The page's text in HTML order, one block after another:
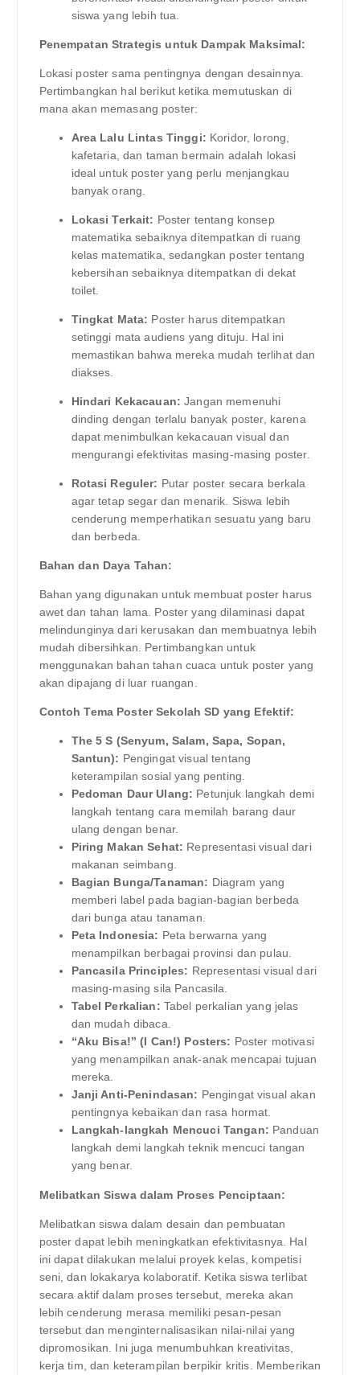
siswa yang lebih tua.
Penempatan Strategis untuk Dampak Maksimal:
Lokasi poster sama pentingnya dengan desainnya.
Pertimbangkan hal berikut ketika memutuskan di
mana akan memasang poster:
Area Lalu Lintas Tinggi: Koridor, lorong,
kafetaria, dan taman bermain adalah lokasi
ideal untuk poster yang perlu menjangkau
banyak orang.
Lokasi Terkait: Poster tentang konsep
matematika sebaiknya ditempatkan di ruang
kelas matematika, sedangkan poster tentang
kebersihan sebaiknya ditempatkan di dekat
toilet.
Tingkat Mata: Poster harus ditempatkan
setinggi mata audiens yang dituju. Hal ini
memastikan bahwa mereka mudah terlihat dan
diakses.
Hindari Kekacauan: Jangan memenuhi
dinding dengan terlalu banyak poster, karena
dapat menimbulkan kekacauan visual dan
mengurangi efektivitas masing-masing poster.
Rotasi Reguler: Putar poster secara berkala
agar tetap segar dan menarik. Siswa lebih
cenderung memperhatikan sesuatu yang baru
dan berbeda.
Bahan dan Daya Tahan:
Bahan yang digunakan untuk membuat poster harus
awet dan tahan lama. Poster yang dilaminasi dapat
melindunginya dari kerusakan dan membuatnya lebih
mudah dibersihkan. Pertimbangkan untuk
menggunakan bahan tahan cuaca untuk poster yang
akan dipajang di luar ruangan.
Contoh Tema Poster Sekolah SD yang Efektif:
The 5 S (Senyum, Salam, Sapa, Sopan,
Santun): Pengingat visual tentang
keterampilan sosial yang penting.
Pedoman Daur Ulang: Petunjuk langkah demi
langkah tentang cara memilah barang daur
ulang dengan benar.
Piring Makan Sehat: Representasi visual dari
makanan seimbang.
Bagian Bunga/Tanaman: Diagram yang
memberi label pada bagian-bagian berbeda
dari bunga atau tanaman.
Peta Indonesia: Peta berwarna yang
menampilkan berbagai provinsi dan pulau.
Pancasila Principles: Representasi visual dari
masing-masing sila Pancasila.
Tabel Perkalian: Tabel perkalian yang jelas
dan mudah dibaca.
“Aku Bisa!” (I Can!) Posters: Poster motivasi
yang menampilkan anak-anak mencapai tujuan
mereka.
Janji Anti-Penindasan: Pengingat visual akan
pentingnya kebaikan dan rasa hormat.
Langkah-langkah Mencuci Tangan: Panduan
langkah demi langkah teknik mencuci tangan
yang benar.
Melibatkan Siswa dalam Proses Penciptaan:
Melibatkan siswa dalam desain dan pembuatan
poster dapat lebih meningkatkan efektivitasnya. Hal
ini dapat dilakukan melalui proyek kelas, kompetisi
seni, dan lokakarya kolaboratif. Ketika siswa terlibat
secara aktif dalam proses tersebut, mereka akan
lebih cenderung merasa memiliki pesan-pesan
tersebut dan menginternalisasikan nilai-nilai yang
dipromosikan. Ini juga menumbuhkan kreativitas,
kerja tim, dan keterampilan berpikir kritis. Memberikan